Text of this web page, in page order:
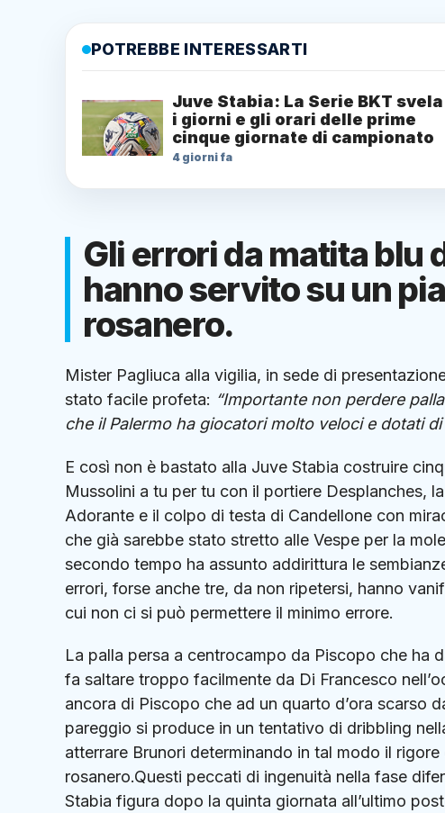
POTREBBE INTERESSARTI
Juve Stabia: La Serie BKT svela
i giorni e gli orari delle prime
cinque giornate di campionato
4 giorni fa
Gli errori da matita blu
hanno servito su un
rosanero.
Mister Pagliuca alla vigilia, in sede di
stato facile profeta: “Importante non perdere
che il Palermo ha giocatori molto veloci e dotati
E così non è bastato alla Juve Stabia costruire
Mussolini a tu per tu con il portiere Desplanches,
Adorante e il colpo di testa di Candellone con
che già sarebbe stato stretto alle Vespe per la
secondo tempo ha assunto addirittura le
errori, forse anche tre, da non ripetersi, hanno
cui non ci si può permettere il minimo errore.
La palla persa a centrocampo da Piscopo che ha
fa saltare troppo facilmente da Di Francesco
ancora di Piscopo che ad un quarto d’ora scarso
pareggio si produce in un tentativo di dribbling
atterrare Brunori determinando in tal modo il
rosanero.Questi peccati di ingenuità nella fase
Stabia figura dopo la quinta giornata all’ultimo